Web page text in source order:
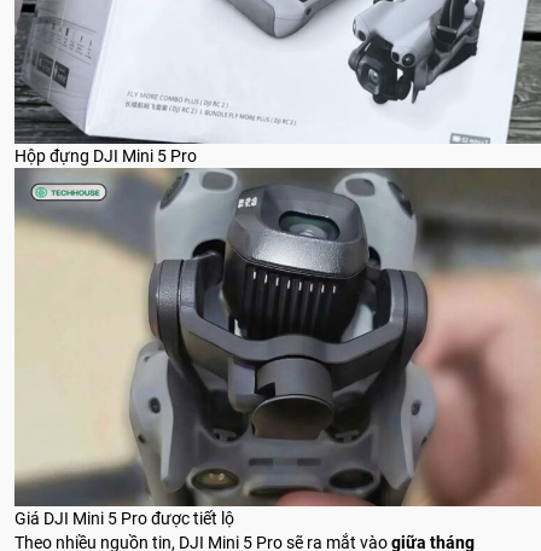
Hộp đựng DJI Mini 5 Pro
Giá DJI Mini 5 Pro được tiết lộ
Theo nhiều nguồn tin, DJI Mini 5 Pro sẽ ra mắt vàogiữa tháng